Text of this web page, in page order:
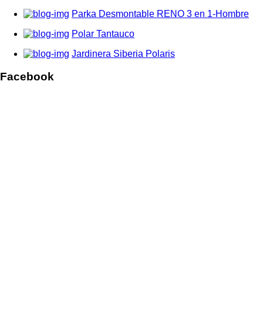
Parka Desmontable RENO 3 en 1-Hombre
Polar Tantauco
Jardinera Siberia Polaris
Facebook